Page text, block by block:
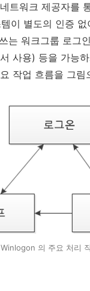
트워크 제공자를
이 별도의 인증
는 워크그룹 로그
사용) 등을 가능
작업 흐름을 그림
Winlogon 의 주요 처리